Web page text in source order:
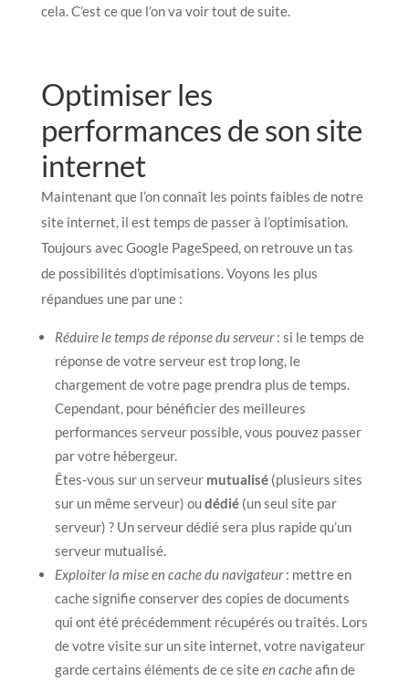
cela. C’est ce que l’on va voir tout de suite.
Optimiser les
performances de son site
internet
Maintenant que l’on connaît les points faibles de notre
site internet, il est temps de passer à l’optimisation.
Toujours avec Google PageSpeed, on retrouve un tas
de possibilités d’optimisations. Voyons les plus
répandues une par une :
Réduire le temps de réponse du serveur: si le temps de
réponse de votre serveur est trop long, le
chargement de votre page prendra plus de temps.
Cependant, pour bénéficier des meilleures
performances serveur possible, vous pouvez passer
par votre hébergeur.
Êtes-vous sur un serveur mutualisé(plusieurs sites
sur un même serveur) oudédié(un seul site par
serveur) ? Un serveur dédié sera plus rapide qu’un
serveur mutualisé.
Exploiter la mise en cache du navigateur: mettre en
cache signifie conserver des copies de documents
qui ont été précédemment récupérés ou traités. Lors
de votre visite sur un site internet, votre navigateur
garde certains éléments de ce siteen cacheafin de